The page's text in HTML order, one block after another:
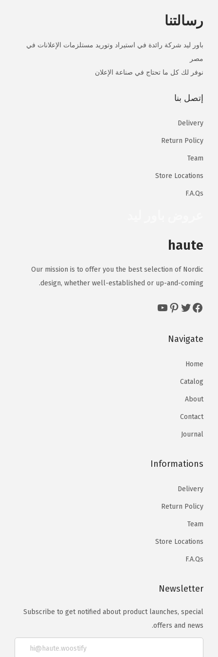
رسالتنا
باور ليد شركة رائدة في استيراد وتوريد مستلزمات الإعلانات في
مصر
نوفر لك كل ما تحتاج في صناعة الإعلان
إتصل بنا
Delivery
Return Policy
Team
Store Locations
F.A.Qs
haute
Our mission is to offer you the best selection of Nordic
design, whether well-established or up-and-coming.
Facebook
Twitter
Pinterest
YouTube
Navigate
Home
Catalog
About
Contact
Journal
Informations
Delivery
Return Policy
Team
Store Locations
F.A.Qs
Newsletter
Subscribe to get notified about product launches, special
offers and news.